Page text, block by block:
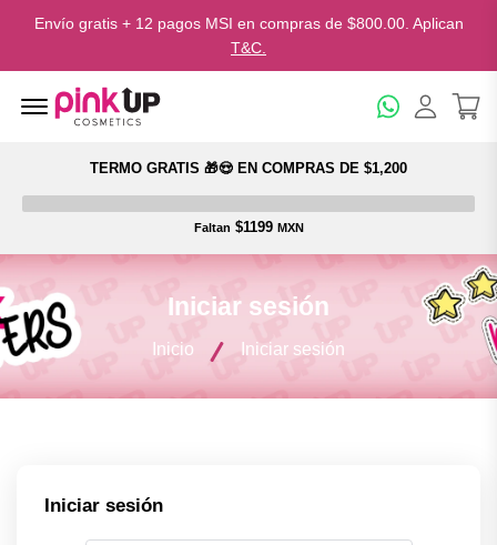
Envío gratis + 12 pagos MSI en compras de $800.00. Aplican
T&C.
Menu Open
TERMO GRATIS 🎁😍 EN COMPRAS DE $1,200
Faltan $1199 MXN
Iniciar sesión
Inicio Iniciar sesión
Iniciar sesión